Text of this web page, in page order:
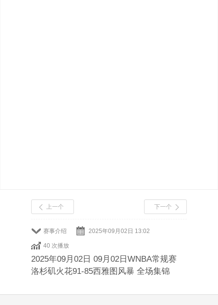
赛事介绍 2025年09月02日 13:02
40 次播放
上一个 下一个
2025年09月02日 09月02日WNBA常规赛
洛杉矶火花91-85西雅图风暴 全场集锦